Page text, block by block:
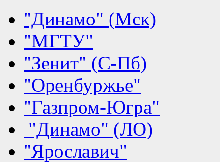
"Динамо" (Мск)
"МГТУ"
"Зенит" (С-Пб)
"Оренбуржье"
"Газпром-Югра"
"Динамо" (ЛО)
"Ярославич"